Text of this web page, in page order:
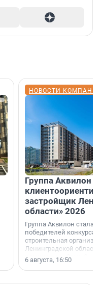
НОВОСТИ
Группа Аквилон
застройщик
области» 2026
Группа Аквилон стала
победителей конкурса
строительная
Ленинградской области
номинации «Самый
застройщик
области».
6 августа, 16:50